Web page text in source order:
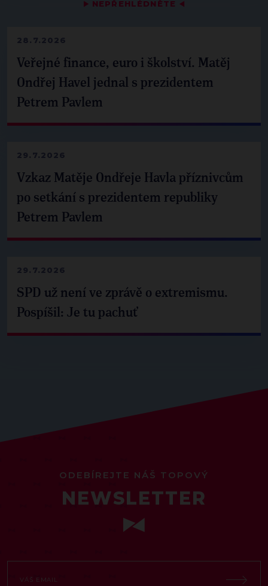
▶ NEPŘEHLÉDNĚTE ◀
28.7.2026
Veřejné finance, euro i školství. Matěj
Ondřej Havel jednal s prezidentem
Petrem Pavlem
29.7.2026
Vzkaz Matěje Ondřeje Havla příznivcům
po setkání s prezidentem republiky
Petrem Pavlem
29.7.2026
SPD už není ve zprávě o extremismu.
Pospíšil: Je tu pachuť
ODEBÍREJTE NÁŠ TOPOVÝ
NEWSLETTER